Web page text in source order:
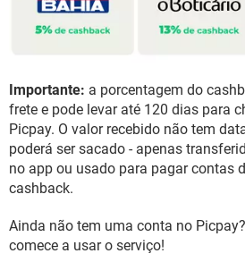
Importante: a porcentagem do
frete e pode levar até 120 dias para
Picpay. O valor recebido não tem
poderá ser sacado - apenas
no app ou usado para pagar contas
cashback.
Ainda não tem uma conta no
comece a usar o serviço!